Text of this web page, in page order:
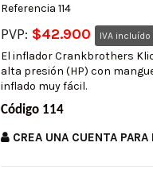
Referencia 114
PVP: $42.900 IVA incluído
El inflador Crankbrothers
alta presión (HP) con
inflado muy fácil.
Código 114
CREA UNA CUENTA PARA